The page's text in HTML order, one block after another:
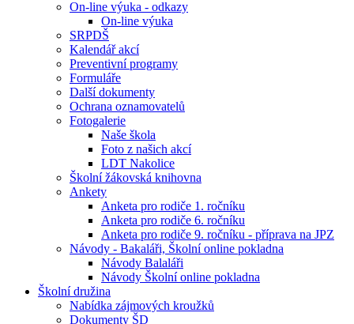
On-line výuka - odkazy
On-line výuka
SRPDŠ
Kalendář akcí
Preventivní programy
Formuláře
Další dokumenty
Ochrana oznamovatelů
Fotogalerie
Naše škola
Foto z našich akcí
LDT Nakolice
Školní žákovská knihovna
Ankety
Anketa pro rodiče 1. ročníku
Anketa pro rodiče 6. ročníku
Anketa pro rodiče 9. ročníku - příprava na JPZ
Návody - Bakaláři, Školní online pokladna
Návody Balaláři
Návody Školní online pokladna
Školní družina
Nabídka zájmových kroužků
Dokumenty ŠD